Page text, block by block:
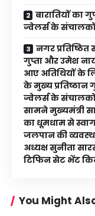
बारातियों का
ज्वेलर्स के
नगर प्रतिष्ठित
गुप्ता और उमेश
आए अतिथियों के
के मुख्य प्रतिष्ठान
ज्वेलर्स के संचालकों
सामने मुख्यमंत्री
का धूमधाम से
जलपान की
अध्यक्ष सुनीता
टिफिन सेट भेंट
You Might